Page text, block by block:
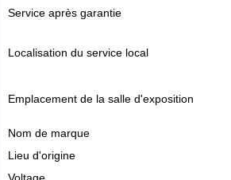
Service après garantie
Localisation du service local
Emplacement de la salle d'exposition
Nom de marque
Lieu d'origine